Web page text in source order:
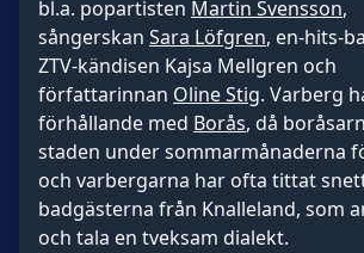
bl.a. popartisten Martin Svensson,
sångerskan Sara Löfgren, en-hits-
ZTV-kändisen Kajsa Mellgren och
författarinnan Oline Stig. Varberg
förhållande med Borås, då
staden under sommarmånaderna
och varbergarna har ofta tittat
badgästerna från Knalleland, som
och tala en tveksam dialekt.